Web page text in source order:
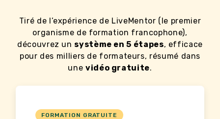
Tiré de l’expérience de LiveMentor (le premier
organisme de formation francophone),
découvrez un système en 5 étapes, efficace
pour des milliers de formateurs, résumé dans
une vidéo gratuite.
FORMATION GRATUITE